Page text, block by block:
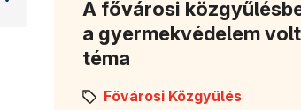
A fővárosi
a gyermekvédelem
téma
Fővárosi Közgyűlés